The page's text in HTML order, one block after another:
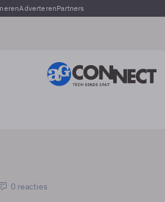
AdverterenPartners
0 reacties